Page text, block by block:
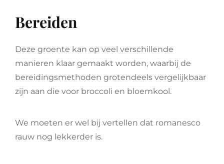
Bereiden
Deze groente kan op veel verschillende
manieren klaar gemaakt worden, waarbij de
bereidingsmethoden grotendeels vergelijkbaar
zijn aan die voor broccoli en bloemkool.
We moeten er wel bij vertellen dat romanesco
rauw nog lekkerder is.